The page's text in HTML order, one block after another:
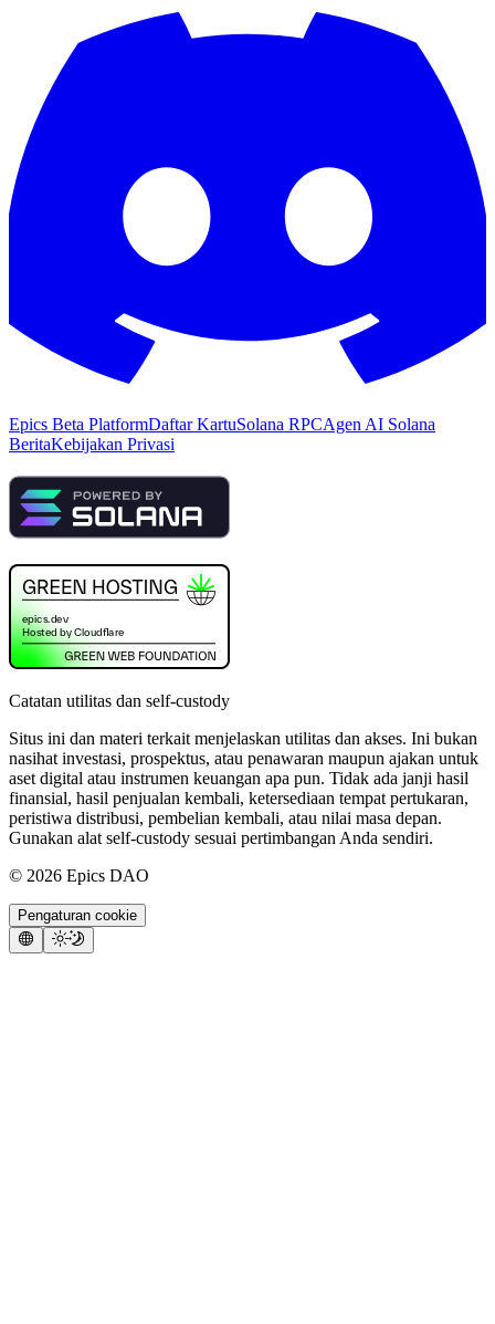
Epics Beta PlatformDaftar KartuSolana RPCAgen AI Solana
BeritaKebijakan Privasi
Catatan utilitas dan self-custody
Situs ini dan materi terkait menjelaskan utilitas dan akses. Ini bukan
nasihat investasi, prospektus, atau penawaran maupun ajakan untuk
aset digital atau instrumen keuangan apa pun. Tidak ada janji hasil
finansial, hasil penjualan kembali, ketersediaan tempat pertukaran,
peristiwa distribusi, pembelian kembali, atau nilai masa depan.
Gunakan alat self-custody sesuai pertimbangan Anda sendiri.
© 2026 Epics DAO
Pengaturan cookie